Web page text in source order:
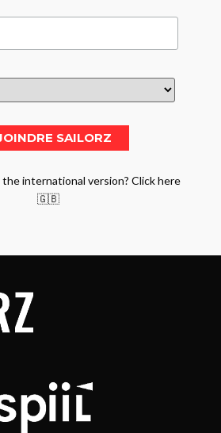
international version? Click here
🇬🇧